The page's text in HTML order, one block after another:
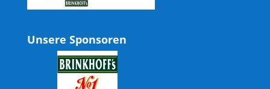
Unsere Sponsoren